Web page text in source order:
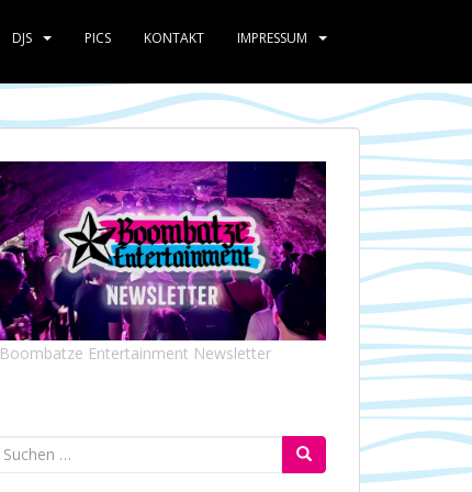
DJS PICS KONTAKT IMPRESSUM
Boombatze Entertainment Newsletter
Suchen